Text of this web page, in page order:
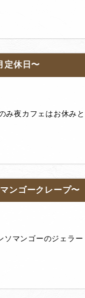
定休日〜
み夜カフェはお休み
ンゴークレープ〜
マンゴーのジェラ